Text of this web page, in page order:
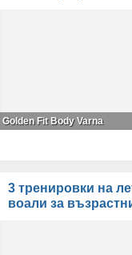
Golden Fit Body Varna
3 тренировки на
воали за